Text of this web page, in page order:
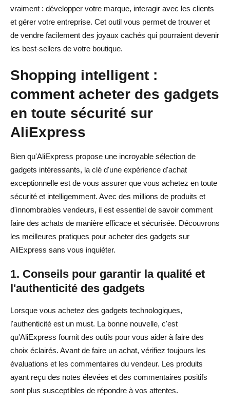
vraiment : développer votre marque, interagir avec les clients
et gérer votre entreprise. Cet outil vous permet de trouver et
de vendre facilement des joyaux cachés qui pourraient devenir
les best-sellers de votre boutique.
Shopping intelligent :
comment acheter des gadgets
en toute sécurité sur
AliExpress
Bien qu'AliExpress propose une incroyable sélection de
gadgets intéressants, la clé d'une expérience d'achat
exceptionnelle est de vous assurer que vous achetez en toute
sécurité et intelligemment. Avec des millions de produits et
d'innombrables vendeurs, il est essentiel de savoir comment
faire des achats de manière efficace et sécurisée. Découvrons
les meilleures pratiques pour acheter des gadgets sur
AliExpress sans vous inquiéter.
1. Conseils pour garantir la qualité et
l'authenticité des gadgets
Lorsque vous achetez des gadgets technologiques,
l'authenticité est un must. La bonne nouvelle, c'est
qu'AliExpress fournit des outils pour vous aider à faire des
choix éclairés. Avant de faire un achat, vérifiez toujours les
évaluations et les commentaires du vendeur. Les produits
ayant reçu des notes élevées et des commentaires positifs
sont plus susceptibles de répondre à vos attentes.